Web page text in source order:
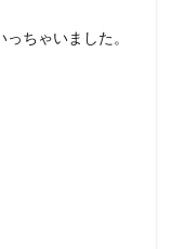
ちゃいました。